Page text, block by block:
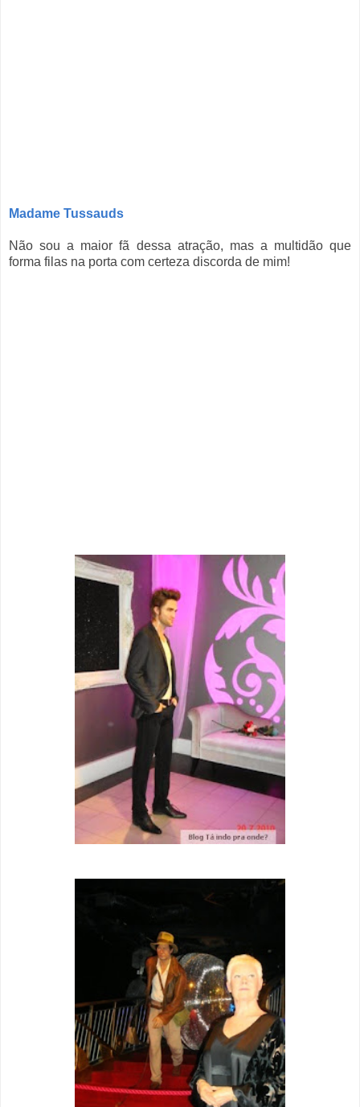
Madame Tussauds
Não sou a maior fã dessa atração, mas a multidão que
forma filas na porta com certeza discorda de mim!